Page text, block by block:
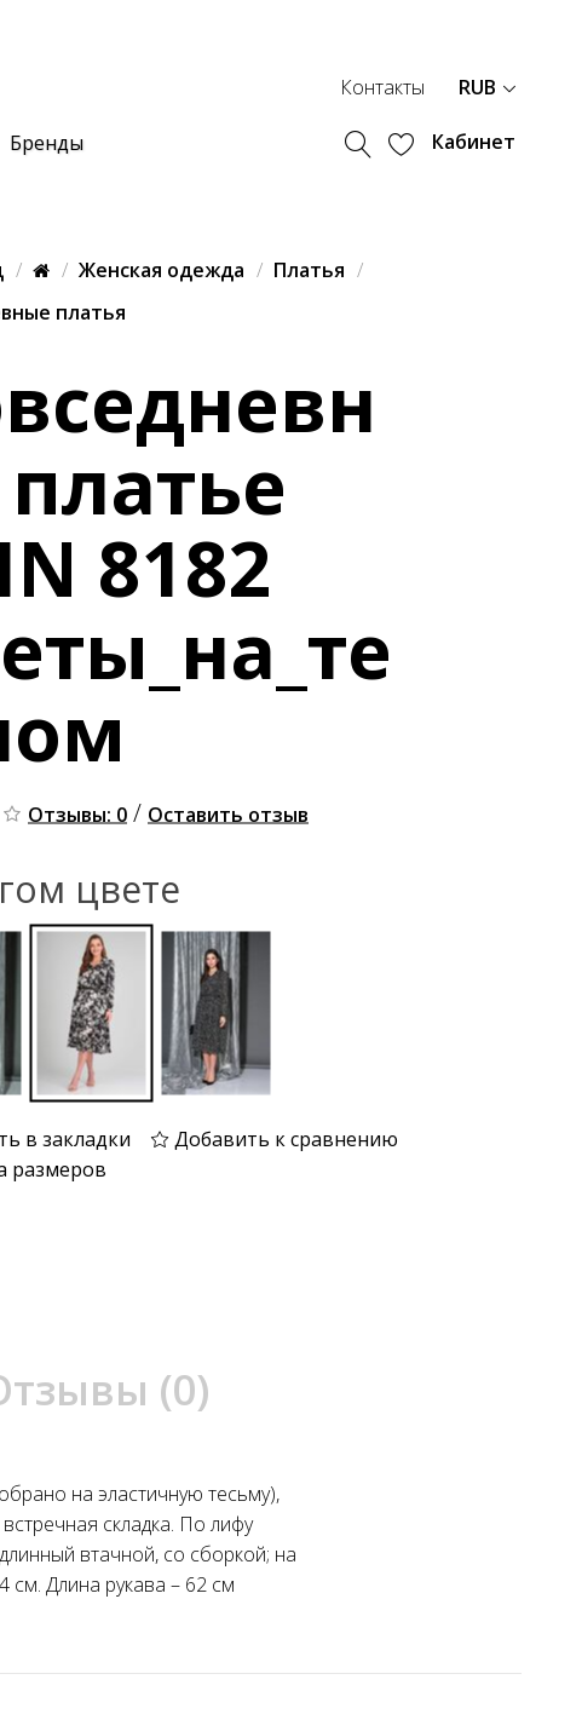
Контакты RUB
Бренды Кабинет
Женская одежда
Платья
платья
8182
Отзывы: 0 / Оставить отзыв
цвете
в закладки
Добавить к сравнению
размеров
(0)
на эластичную тесьму),
складка. По лифу
втачной, со сборкой; на
см. Длина рукава – 62 см